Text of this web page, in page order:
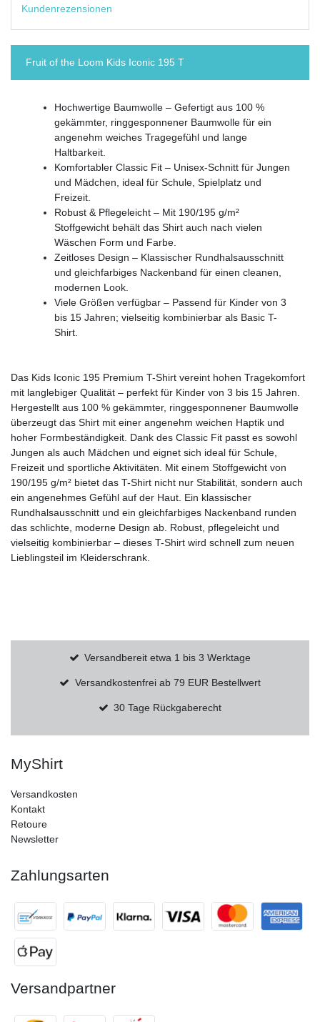
Kundenrezensionen
Fruit of the Loom Kids Iconic 195 T
Hochwertige Baumwolle – Gefertigt aus 100 %
gekämmter, ringgesponnener Baumwolle für ein
angenehm weiches Tragegefühl und lange
Haltbarkeit.
Komfortabler Classic Fit – Unisex-Schnitt für Jungen
und Mädchen, ideal für Schule, Spielplatz und
Freizeit.
Robust & Pflegeleicht – Mit 190/195 g/m²
Stoffgewicht behält das Shirt auch nach vielen
Wäschen Form und Farbe.
Zeitloses Design – Klassischer Rundhalsausschnitt
und gleichfarbiges Nackenband für einen cleanen,
modernen Look.
Viele Größen verfügbar – Passend für Kinder von 3
bis 15 Jahren; vielseitig kombinierbar als Basic T-
Shirt.
Das Kids Iconic 195 Premium T-Shirt vereint hohen Tragekomfort
mit langlebiger Qualität – perfekt für Kinder von 3 bis 15 Jahren.
Hergestellt aus 100 % gekämmter, ringgesponnener Baumwolle
überzeugt das Shirt mit einer angenehm weichen Haptik und
hoher Formbeständigkeit. Dank des Classic Fit passt es sowohl
Jungen als auch Mädchen und eignet sich ideal für Schule,
Freizeit und sportliche Aktivitäten. Mit einem Stoffgewicht von
190/195 g/m² bietet das T-Shirt nicht nur Stabilität, sondern auch
ein angenehmes Gefühl auf der Haut. Ein klassischer
Rundhalsausschnitt und ein gleichfarbiges Nackenband runden
das schlichte, moderne Design ab. Robust, pflegeleicht und
vielseitig kombinierbar – dieses T-Shirt wird schnell zum neuen
Lieblingsteil im Kleiderschrank.
Versandbereit etwa 1 bis 3 Werktage
Versandkostenfrei ab 79 EUR Bestellwert
30 Tage Rückgaberecht
MyShirt
Versandkosten
Kontakt
Retoure
Newsletter
Zahlungsarten
Versandpartner